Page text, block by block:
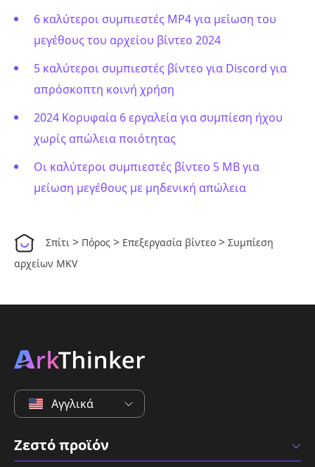
6 καλύτεροι συμπιεστές MP4 για μείωση του
μεγέθους του αρχείου βίντεο 2024
5 καλύτεροι συμπιεστές βίντεο για Discord για
απρόσκοπτη κοινή χρήση
2024 Κορυφαία 6 εργαλεία για συμπίεση ήχου
χωρίς απώλεια ποιότητας
Οι καλύτεροι συμπιεστές βίντεο 5 MB για
μείωση μεγέθους με μηδενική απώλεια
Σπίτι > Πόρος > Επεξεργασία βίντεο > Συμπίεση
αρχείων MKV
Αγγλικά
Ζεστό προϊόν